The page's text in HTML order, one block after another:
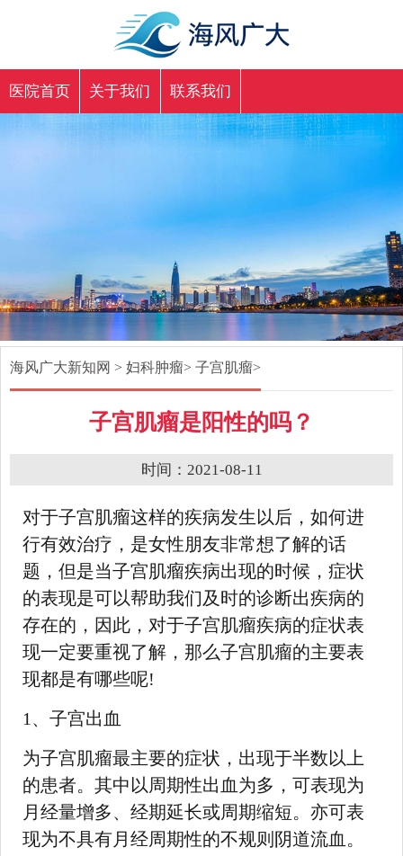
医院首页 关于我们 联系我们
海风广大新知网 >妇科肿瘤>子宫肌瘤>
子宫肌瘤是阳性的吗？
时间：2021-08-11
对于子宫肌瘤这样的疾病发生以后，如何进
行有效治疗，是女性朋友非常想了解的话
题，但是当子宫肌瘤疾病出现的时候，症状
的表现是可以帮助我们及时的诊断出疾病的
存在的，因此，对于子宫肌瘤疾病的症状表
现一定要重视了解，那么子宫肌瘤的主要表
现都是有哪些呢!
1、子宫出血
为子宫肌瘤最主要的症状，出现于半数以上
的患者。其中以周期性出血为多，可表现为
月经量增多、经期延长或周期缩短。亦可表
现为不具有月经周期性的不规则阴道流血。